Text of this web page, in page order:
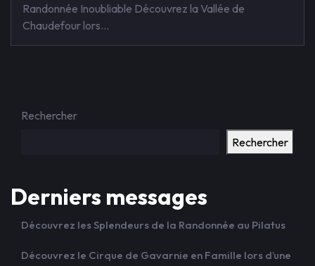
Randonnée Inoubliable Découvrez la Vallée de
Chaudefour lors…
Rechercher
Rechercher
Derniers messages
Découvrez les Splendeurs de la Randonnée au Pilatus
Découvrez le Cirque de Gavarnie en Famille lors d’une